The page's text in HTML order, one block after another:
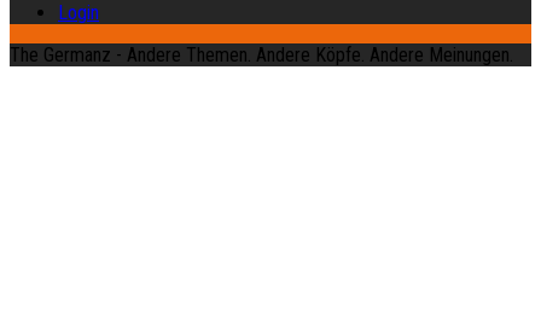
Login
The Germanz - Andere Themen. Andere Köpfe. Andere Meinungen.